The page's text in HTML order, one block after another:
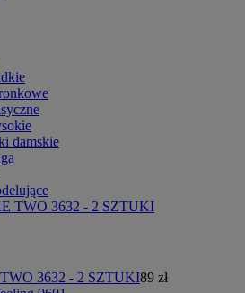
damskie
3632 - 2 SZTUKI89 zł